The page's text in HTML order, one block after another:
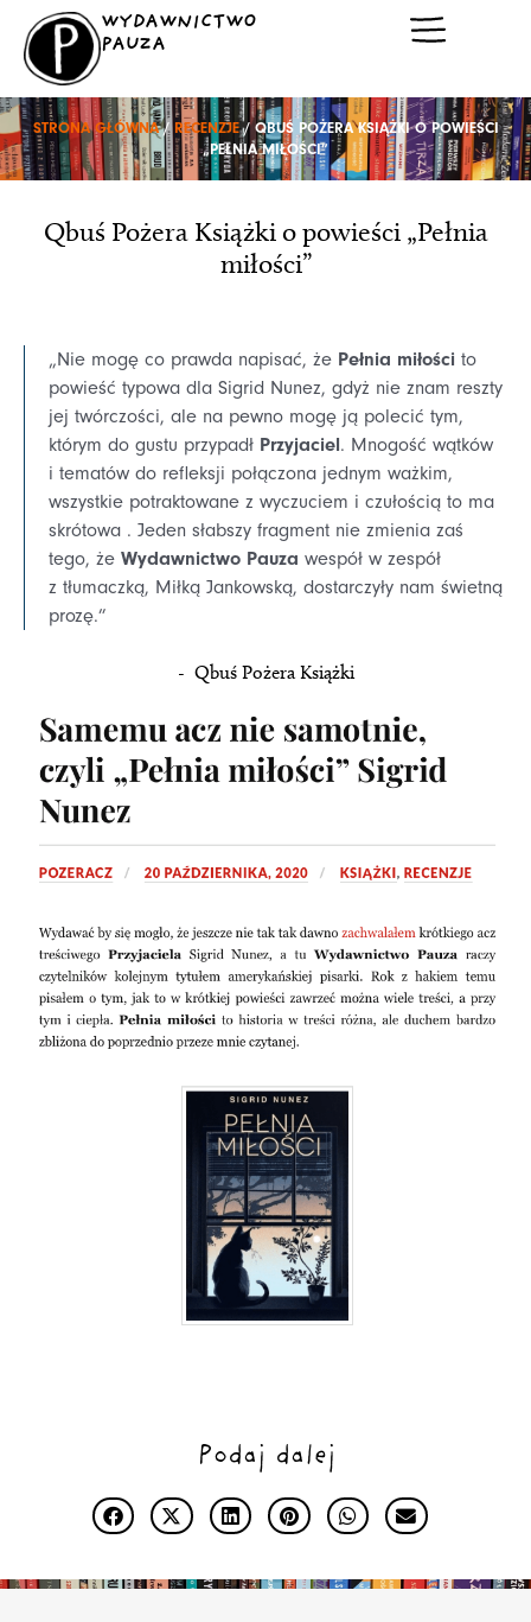
Przejdź
treści
WYDAWNICTWO
PAUZA
STRONA GŁÓWNA/RECENZJE/ QBUŚ POŻERA KSIĄŻKI O POWIEŚCI
„PEŁNIA MIŁOŚCI”
Qbuś Pożera Książki o powieści „Pełnia
miłości”
„Nie mogę co prawda napisać, że Pełnia miłości to
powieść typowa dla Sigrid Nunez, gdyż nie znam reszty
jej twórczości, ale na pewno mogę ją polecić tym,
którym do gustu przypadł Przyjaciel. Mnogość wątków
i tematów do refleksji połączona jednym ważkim,
wszystkie potraktowane z wyczuciem i czułością to ma
skrótowa . Jeden słabszy fragment nie zmienia zaś
tego, że Wydawnictwo Pauza wespół w zespół
z tłumaczką, Miłką Jankowską, dostarczyły nam świetną
prozę.”
- Qbuś Pożera Książki
Podaj dalej